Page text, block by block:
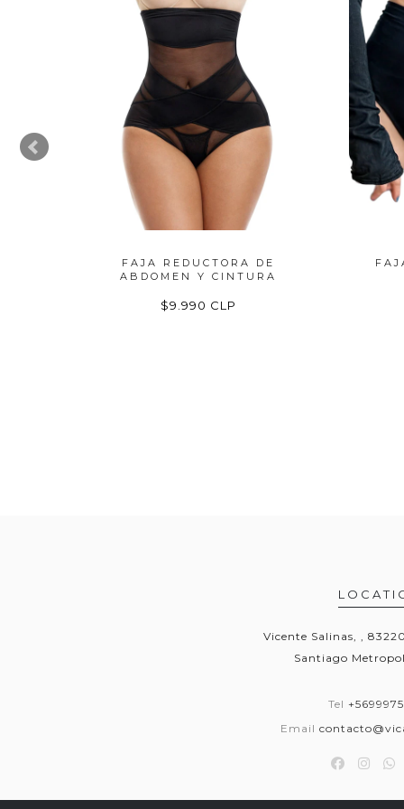
FAJA REDUCTORA DE
ABDOMEN Y CINTURA
$9.990 CLP
Vicente Salinas, ,
Santiago
Tel
Email